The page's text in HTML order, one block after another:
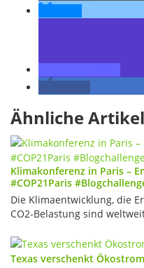
Ähnliche
Klimakonferenz in Paris –
#COP21Paris
Die Klimaentwicklung, die
CO2-Belastung sind
Texas verschenkt